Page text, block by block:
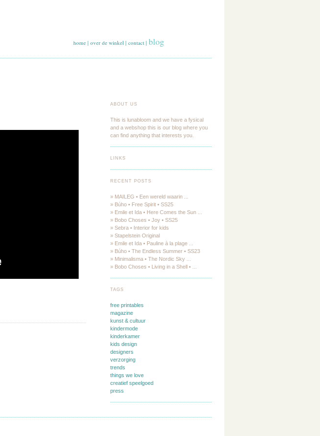
home | over de winkel | contact | blog
ABOUT US
This is lunabloom and we have a fysical
and a webshop this is our blog where you
can find anything that interests you.
LINKS
RECENT POSTS
» MAILEG • Een wereld waarin ...
» Búho • Free Spirit • SS25
» Emile et Ida • Here Comes the Sun ...
» Bobo Choses • Joy • SS25
» Sebra • Interior for kids
» Stapelstein Original
» Emile et Ida • Pauline à la plage ...
» Búho • The Endless Summer • SS23
» Minimalisma • The Nordic Sky ...
» Bobo Choses • Living in a Shell • ...
TAGS
free printables
magazine
kunst & cultuur
kindermode
kinderkamer
kids design
designers
verzorging
trends
things we love
creatief speelgoed
press